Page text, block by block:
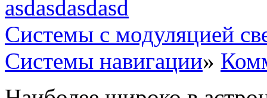
Системы с модуляцией
Системы навигации»